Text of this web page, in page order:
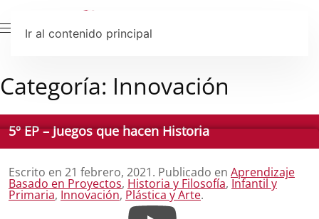
Ir al contenido principal
Categoría: Innovación
5º EP – Juegos que hacen Historia
Escrito en 21 febrero, 2021. Publicado en Aprendizaje
Basado en Proyectos, Historia y Filosofía, Infantil y
Primaria, Innovación, Plástica y Arte.